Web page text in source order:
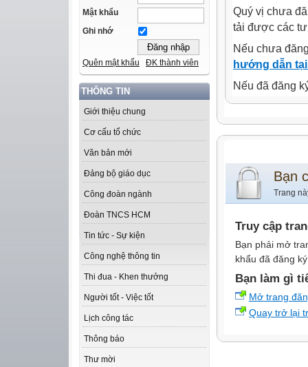
Mật khẩu
Ghi nhớ
Quên mật khẩu ĐK thành viên
THÔNG TIN
Giới thiệu chung
Cơ cấu tổ chức
Văn bản mới
Đảng bộ giáo dục
Công đoàn ngành
Đoàn TNCS HCM
Tin tức - Sự kiện
Công nghệ thông tin
Thi đua - Khen thưởng
Người tốt - Việc tốt
Lịch công tác
Thông báo
Thư mời
Quý vị chưa
tải được các
Nếu chưa
hướng dẫn
Nếu đã đăng
Bạn
Trang
Truy cập
Bạn phải mở
khẩu đã đăng
Bạn làm gì
Mở trang
Quay trở lại